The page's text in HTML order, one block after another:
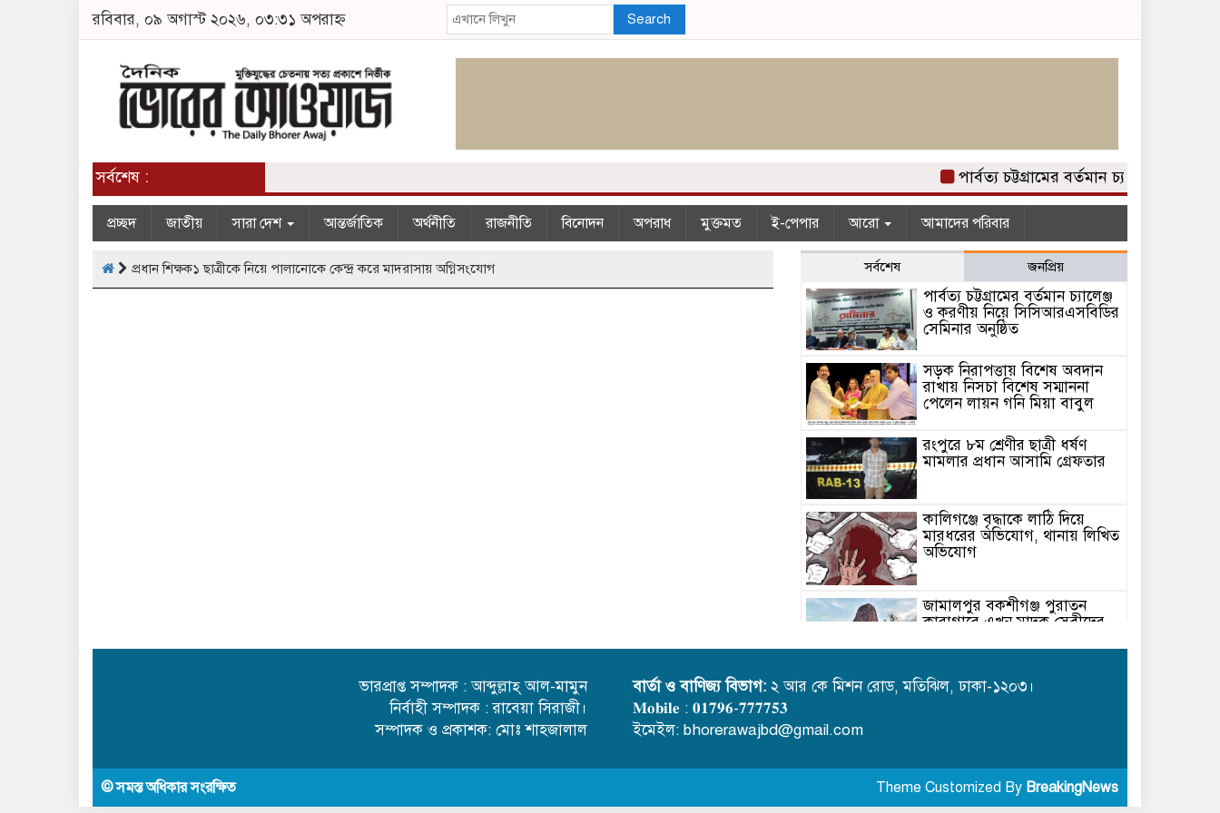
রবিবার, ০৯ অগাস্ট ২০২৬, ০৩:৩১ অপরাহ্ন Search
সর্বশেষ : পার্বত্য চট্টগ্রামের বর্তমান চ্যালেঞ্জ ও
প্রচ্ছদ জাতীয় সারা দেশ আন্তর্জাতিক অর্থনীতি রাজনীতি বিনোদন অপরাধ মুক্তমত ই-পেপার আরো আমাদের পরিবার
প্রধান শিক্ষক১ ছাত্রীকে নিয়ে পালানোকে কেন্দ্র করে মাদরাসায় অগ্নিসংযোগ সর্বশেষ জনপ্রিয়
পার্বত্য চট্টগ্রামের বর্তমান চ্যালেঞ্জ
ও করণীয় নিয়ে সিসিআরএসবিডির
সেমিনার অনুষ্ঠিত
সড়ক নিরাপত্তায় বিশেষ অবদান
রাখায় নিসচা বিশেষ সম্মাননা
পেলেন লায়ন গনি মিয়া বাবুল
রংপুরে ৮ম শ্রেণীর ছাত্রী ধর্ষণ
মামলার প্রধান আসামি গ্রেফতার
কালিগঞ্জে বৃদ্ধাকে লাঠি দিয়ে
মারধরের অভিযোগ, থানায় লিখিত
অভিযোগ
জামালপুর বকশীগঞ্জ পুরাতন
কারাগারে এখন মাদক সেবীদের
রেলওয়ের অবহেলায় ভোগান্তি ও
ঝুঁকিতে যাত্রীরা: নরসিংদী ও
ভারপ্রাপ্ত সম্পাদক : আব্দুল্লাহ্ আল-মামুন
নির্বাহী সম্পাদক : রাবেয়া সিরাজী।
সম্পাদক ও প্রকাশক: মোঃ শাহজালাল
বার্তা ও বাণিজ্য বিভাগ: ২ আর কে মিশন রোড, মতিঝিল, ঢাকা-১২০৩।
𝐌𝐨𝐛𝐢𝐥𝐞 : 𝟎𝟏𝟕𝟗𝟔-𝟕𝟕𝟕𝟕𝟓𝟑
ইমেইল: bhorerawajbd@gmail.com
© সমস্ত অধিকার সংরক্ষিত Theme Customized By BreakingNews